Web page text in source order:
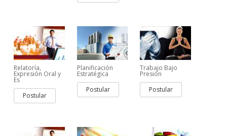
Relatoría,
Expresión Oral y
Es
Postular
Planificación
Estratégica
Postular
Trabajo Bajo
Presión
Postular